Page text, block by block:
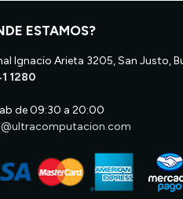
ESTAMOS?
Ignacio Arieta 3205, San Justo,
1280
de 09:30 a 20:00